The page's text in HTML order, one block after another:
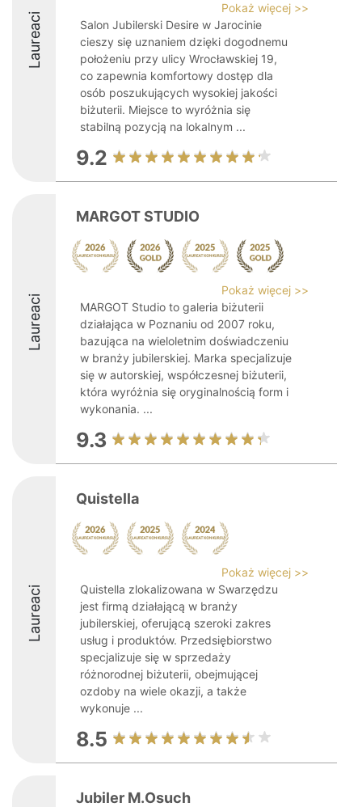
Laureaci
Pokaż więcej >>
Salon Jubilerski Desire w Jarocinie
cieszy się uznaniem dzięki dogodnemu
położeniu przy ulicy Wrocławskiej 19,
co zapewnia komfortowy dostęp dla
osób poszukujących wysokiej jakości
biżuterii. Miejsce to wyróżnia się
stabilną pozycją na lokalnym ...
9.2
Laureaci
MARGOT STUDIO
Pokaż więcej >>
MARGOT Studio to galeria biżuterii
działająca w Poznaniu od 2007 roku,
bazująca na wieloletnim doświadczeniu
w branży jubilerskiej. Marka specjalizuje
się w autorskiej, współczesnej biżuterii,
która wyróżnia się oryginalnością form i
wykonania. ...
9.3
Laureaci
Quistella
Pokaż więcej >>
Quistella zlokalizowana w Swarzędzu
jest firmą działającą w branży
jubilerskiej, oferującą szeroki zakres
usług i produktów. Przedsiębiorstwo
specjalizuje się w sprzedaży
różnorodnej biżuterii, obejmującej
ozdoby na wiele okazji, a także
wykonuje ...
8.5
Jubiler M.Osuch